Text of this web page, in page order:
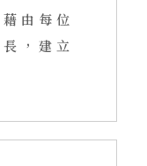
由每位
，建立